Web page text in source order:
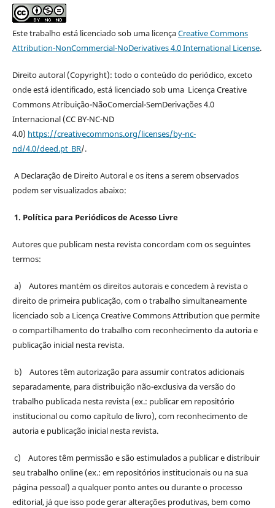
Este trabalho está licenciado sob uma licençaCreative Commons
Attribution-NonCommercial-NoDerivatives 4.0 International License.
Direito autoral (Copyright): todo o conteúdo do periódico, exceto
onde está identificado, está licenciado sob uma Licença Creative
Commons Atribuição-NãoComercial-SemDerivações 4.0
Internacional (CC BY-NC-ND
4.0) https://creativecommons.org/licenses/by-nc-
nd/4.0/deed.pt_BR/.
A Declaração de Direito Autoral e os itens a serem observados
podem ser visualizados abaixo:
1. Política para Periódicos de Acesso Livre
Autores que publicam nesta revista concordam com os seguintes
termos:
a) Autores mantém os direitos autorais e concedem à revista o
direito de primeira publicação, com o trabalho simultaneamente
licenciado sob a Licença Creative Commons Attribution que permite
o compartilhamento do trabalho com reconhecimento da autoria e
publicação inicial nesta revista.
b) Autores têm autorização para assumir contratos adicionais
separadamente, para distribuição não-exclusiva da versão do
trabalho publicada nesta revista (ex.: publicar em repositório
institucional ou como capítulo de livro), com reconhecimento de
autoria e publicação inicial nesta revista.
c) Autores têm permissão e são estimulados a publicar e distribuir
seu trabalho online (ex.: em repositórios institucionais ou na sua
página pessoal) a qualquer ponto antes ou durante o processo
editorial, já que isso pode gerar alterações produtivas, bem como